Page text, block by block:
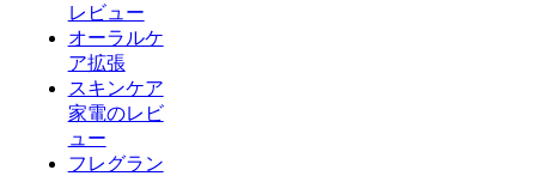
レビュー
オーラルケ
ア拡張
スキンケア
家電のレビ
ュー
フレグラン